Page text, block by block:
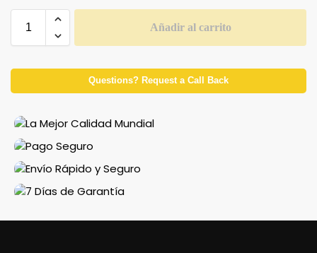
Añadir al carrito
Questions? Request a Call Back